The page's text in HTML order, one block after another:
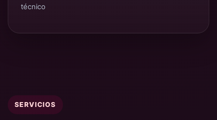
técnico
SERVICIOS